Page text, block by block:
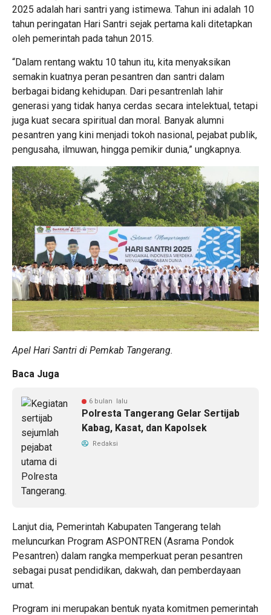
2025 adalah hari santri yang istimewa. Tahun ini adalah 10
tahun peringatan Hari Santri sejak pertama kali ditetapkan
oleh pemerintah pada tahun 2015.
“Dalam rentang waktu 10 tahun itu, kita menyaksikan
semakin kuatnya peran pesantren dan santri dalam
berbagai bidang kehidupan. Dari pesantrenlah lahir
generasi yang tidak hanya cerdas secara intelektual, tetapi
juga kuat secara spiritual dan moral. Banyak alumni
pesantren yang kini menjadi tokoh nasional, pejabat publik,
pengusaha, ilmuwan, hingga pemikir dunia,” ungkapnya.
Apel Hari Santri di Pemkab Tangerang.
Baca Juga
6 bulan lalu
Polresta Tangerang Gelar Sertijab
Kabag, Kasat, dan Kapolsek
Redaksi
Lanjut dia, Pemerintah Kabupaten Tangerang telah
meluncurkan Program ASPONTREN (Asrama Pondok
Pesantren) dalam rangka memperkuat peran pesantren
sebagai pusat pendidikan, dakwah, dan pemberdayaan
umat.
Program ini merupakan bentuk nyata komitmen pemerintah